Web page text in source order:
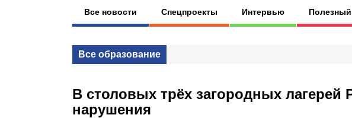
Все новости Спецпроекты Интервью
Все образование
В столовых трёх загородных лагерей
нарушения